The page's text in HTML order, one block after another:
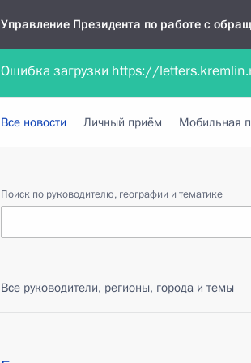
Управление Президента по работе с
Обратиться в форме электронного документа
Все новости Личный приём Мобильная
Поиск по руководителю, географии и тематике
Все руководители, регионы, города и темы
Ошибка загрузки https://